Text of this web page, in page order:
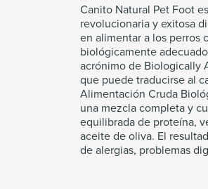
Canito Natural Pet Foot
revolucionaria y exitosa
en alimentar a los perros
biológicamente
acrónimo de Biologically
que puede traducirse al
Alimentación Cruda
una mezcla completa y
equilibrada de proteína,
aceite de oliva. El
de alergias, problemas